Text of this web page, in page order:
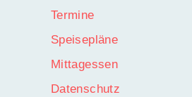
Termine
Speisepläne
Mittagessen
Datenschutz